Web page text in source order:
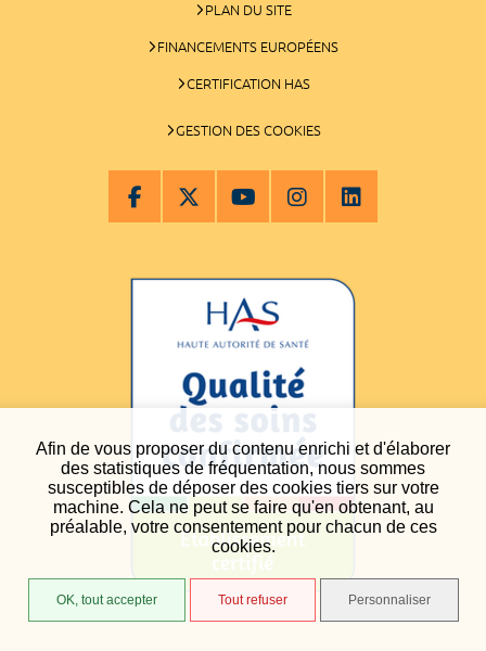
Afin de vous proposer du contenu enrichi et d'élaborer
des statistiques de fréquentation, nous sommes
susceptibles de déposer des cookies tiers sur votre
machine. Cela ne peut se faire qu'en obtenant, au
préalable, votre consentement pour chacun de ces
cookies.
OK, tout accepter Tout refuser Personnaliser
PLAN DU SITE
FINANCEMENTS EUROPÉENS
CERTIFICATION HAS
GESTION DES COOKIES